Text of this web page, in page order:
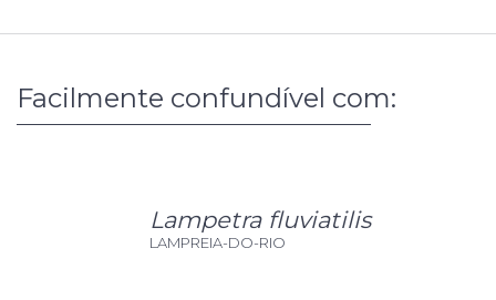
Facilmente confundível com:
Lampetra fluviatilis
LAMPREIA-DO-RIO